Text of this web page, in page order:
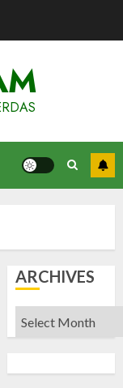
ARCHIVES
Archives